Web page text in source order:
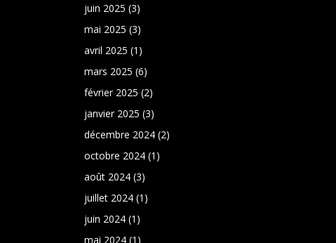
juin 2025 (3)
mai 2025 (3)
avril 2025 (1)
mars 2025 (6)
février 2025 (2)
janvier 2025 (3)
décembre 2024 (2)
octobre 2024 (1)
août 2024 (3)
juillet 2024 (1)
juin 2024 (1)
mai 2024 (1)